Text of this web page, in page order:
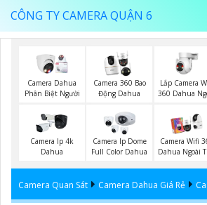
CÔNG TY CAMERA QUẬN 6
Camera Dahua
Phân Biệt Người
Camera 360 Bao
Động Dahua
Lắp Camera
360 Dahua
Camera Ip 4k
Dahua
Camera Ip Dome
Full Color Dahua
Camera Wifi
Dahua Ngoài
Camera Quan Sát Camera Dahua Giá Rẻ